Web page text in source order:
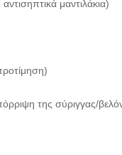
μαντιλάκια)
της σύριγγας/